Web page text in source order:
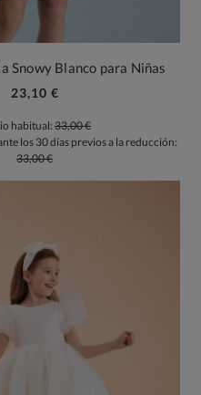
Snowy Blanco para Niñas
23,10 €
habitual: 33,00 €
los 30 días previos a la reducción:
33,00 €